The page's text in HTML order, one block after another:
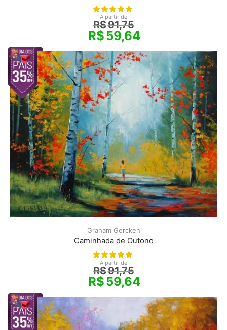
A partir de
R$91,75
R$59,64
Graham Gercken
Caminhada de Outono
A partir de
R$91,75
R$59,64